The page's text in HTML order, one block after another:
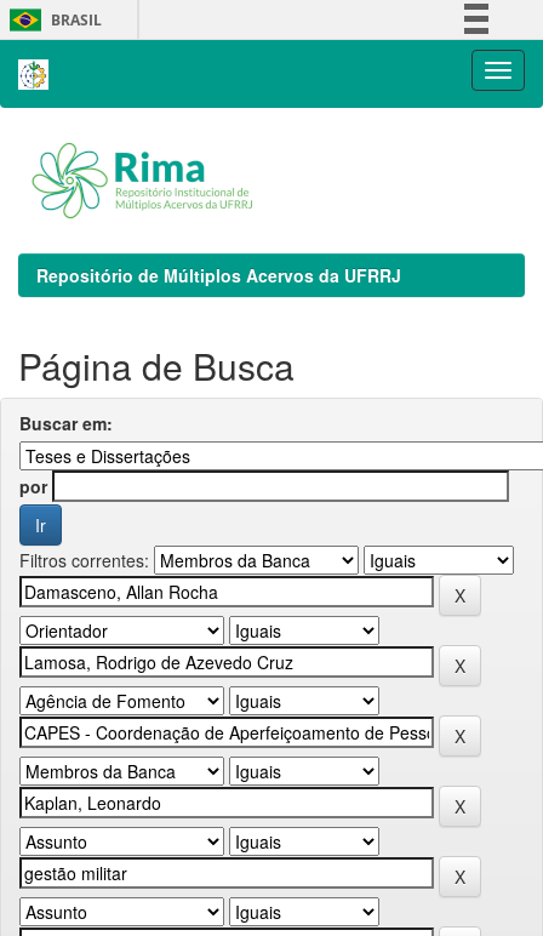
Skip
navigation
BRASIL
Repositório de Múltiplos Acervos da UFRRJ
Página de Busca
Buscar em:
por
Filtros correntes: